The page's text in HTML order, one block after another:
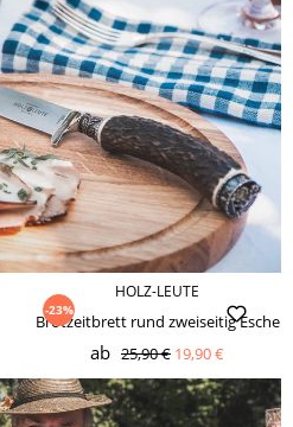
-23%
HOLZ-LEUTE
Brotzeitbrett rund zweiseitig Esche
ab 25,90 € 19,90 €